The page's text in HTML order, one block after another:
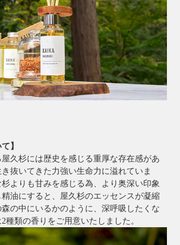
】
久杉には歴史を感じる重厚な存在感があ
抜いてきた力強い生命力に溢れていま
よりも甘みを感じる為、より奥深い印象
油にすると、屋久杉のエッセンスが凝縮
の中にいるかのように、深呼吸したくな
種類の香りをご用意いたしました。